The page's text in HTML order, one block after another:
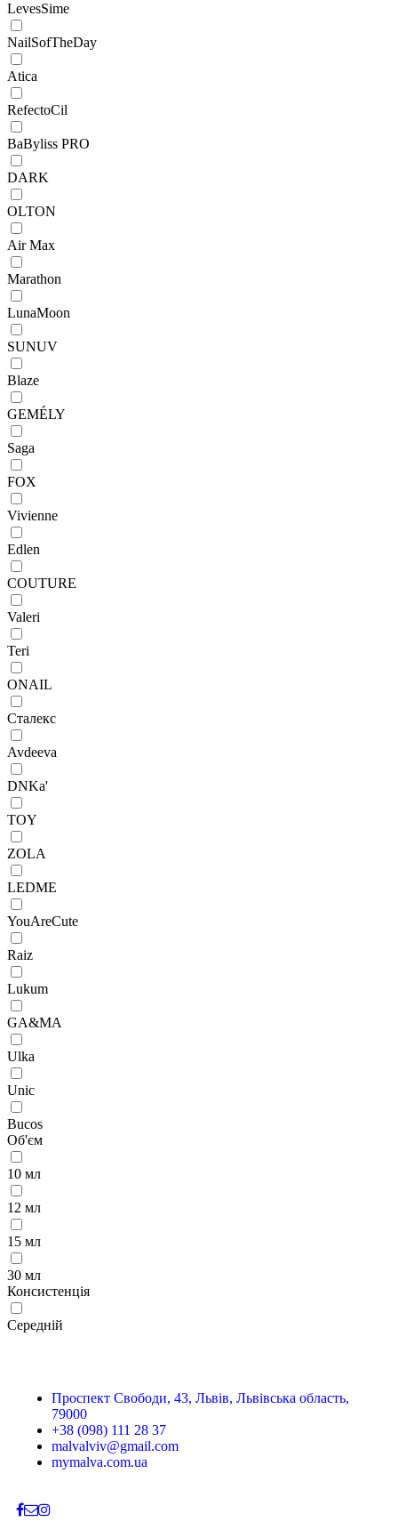
LevesSime
NailSofTheDay
Atica
RefectoCil
BaByliss PRO
DARK
OLTON
Air Max
Marathon
LunaMoon
SUNUV
Blaze
GEMÉLY
Saga
FOX
Vivienne
Edlen
COUTURE
Valeri
Teri
ONAIL
Сталекс
Avdeeva
DNKa'
TOY
ZOLA
LEDME
YouAreCute
Raiz
Lukum
GA&MA
Ulka
Unic
Bucos
Об'єм
10 мл
12 мл
15 мл
30 мл
Консистенція
Середній
Проспект Свободи, 43, Львів, Львівська область,
79000
+38 (098) 111 28 37
malvalviv@gmail.com
mymalva.com.ua